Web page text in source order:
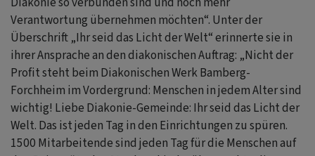
Verantwortung übernehmen möchten“. Unter der
Überschrift „Ihr seid das Licht der Welt“ erinnerte sie in
ihrer Ansprache an den diakonischen Auftrag: „Nicht der
Profit steht beim Diakonischen Werk Bamberg-
Forchheim im Vordergrund: Menschen in jedem Alter sind
wichtig! Liebe Diakonie-Gemeinde: Ihr seid das Licht der
Welt. Das ist jeden Tag in den Einrichtungen zu spüren.
1500 Mitarbeitende sind jeden Tag für die Menschen auf